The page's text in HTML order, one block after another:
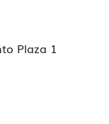
Plaza 1